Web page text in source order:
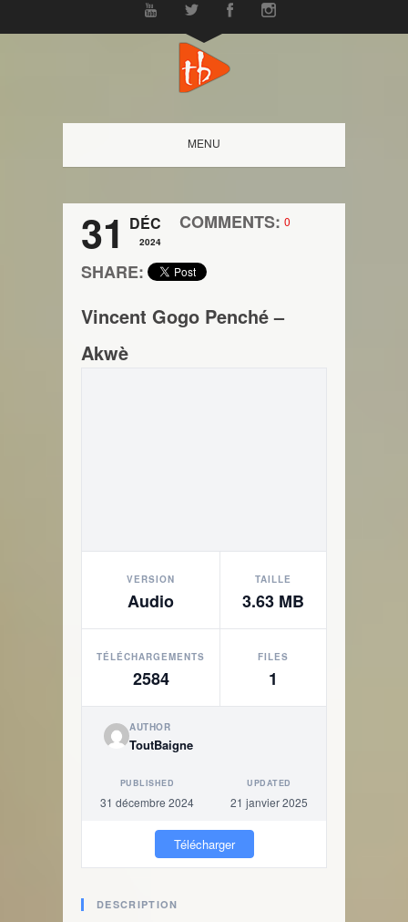
MENU
31 DÉC
2024
COMMENTS: 0
SHARE:
Vincent Gogo Penché –
Akwè
VERSION
Audio
TAILLE
3.63 MB
TÉLÉCHARGEMENTS
2584
FILES
1
AUTHOR
ToutBaigne
PUBLISHED
31 décembre 2024
UPDATED
21 janvier 2025
Télécharger
DESCRIPTION